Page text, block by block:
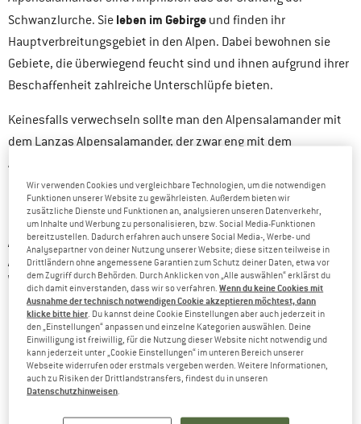
Schwanzlurche. Sie leben im Gebirge und finden ihr
Hauptverbreitungsgebiet in den Alpen. Dabei bewohnen sie
Gebiete, die überwiegend feucht sind und ihnen aufgrund ihrer
Beschaffenheit zahlreiche Unterschlüpfe bieten.
Keinesfalls verwechseln sollte man den Alpensalamander mit
dem Lanzas Alpensalamander, der zwar eng mit dem
Alpensalamander verwandt ist, aber nur in einem kleinen
Gebiet in den Westalpen an der französisch-italienischen
Grenze vorkommt.
ALPENSALAMANDER (SALAMANDRA ATRA)
AUCH: BERGSALAMANDER, BERGMANDL ODER
WEGMANDL (BAYERN UND ÖSTERREICH)
Wir verwenden Cookies und vergleichbare Technologien, um die notwendigen
Funktionen unserer Website zu gewährleisten. Außerdem bieten wir
zusätzliche Dienste und Funktionen an, analysieren unseren Datenverkehr,
um Inhalte und Werbung zu personalisieren, bzw. Social Media-Funktionen
bereitzustellen. Dadurch erfahren auch unsere Social Media-, Werbe- und
Analysepartner von deiner Nutzung unserer Website; diese sitzen teilweise in
Drittländern ohne angemessene Garantien zum Schutz deiner Daten, etwa vor
dem Zugriff durch Behörden. Durch Anklicken von „Alle auswählen“ erklärst du
dich damit einverstanden, dass wir so verfahren.Wenn du keine Cookies mit
Ausnahme der technisch notwendigen Cookie akzeptieren möchtest, dann
klicke bitte hier . Du kannst deine Cookie Einstellungen aber auch jederzeit in
den „Einstellungen“ anpassen und einzelne Kategorien auswählen. Deine
Einwilligung ist freiwillig, für die Nutzung dieser Website nicht notwendig und
kann jederzeit unter „Cookie Einstellungen“ im unteren Bereich unserer
Webseite widerrufen oder erstmals vergeben werden. Weitere Informationen,
auch zu Risiken der Drittlandstransfers, findest du in unseren
Datenschutzhinweisen